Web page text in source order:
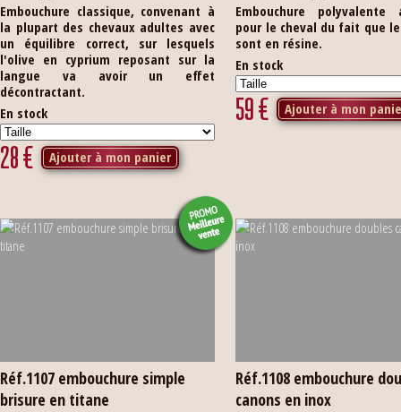
Embouchure classique, convenant à
la plupart des chevaux adultes avec
un équilibre correct, sur lesquels
l'olive en cyprium reposant sur la
langue va avoir un effet
décontractant.
En stock
28€ Ajouter à mon panier
Embouchure polyvalente
pour le cheval du fait que
sont en résine.
En stock
59€ Ajouter à mon
Réf.1107 embouchure simple
brisure en titane
Réf.1108 embouchure
canons en inox